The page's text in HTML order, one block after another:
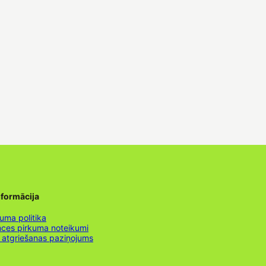
politika
pirkuma noteikumi
atgriešanas paziņojums